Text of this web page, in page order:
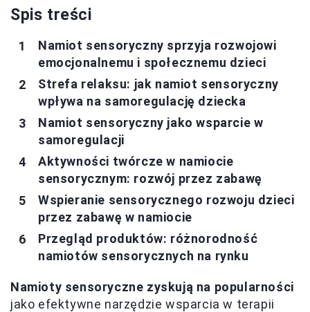
Spis treści
Namiot sensoryczny sprzyja rozwojowi
emocjonalnemu i społecznemu dzieci
Strefa relaksu: jak namiot sensoryczny
wpływa na samoregulację dziecka
Namiot sensoryczny jako wsparcie w
samoregulacji
Aktywności twórcze w namiocie
sensorycznym: rozwój przez zabawę
Wspieranie sensorycznego rozwoju dzieci
przez zabawę w namiocie
Przegląd produktów: różnorodność
namiotów sensorycznych na rynku
Namioty sensoryczne zyskują na popularności
jako efektywne narzędzie wsparcia w terapii